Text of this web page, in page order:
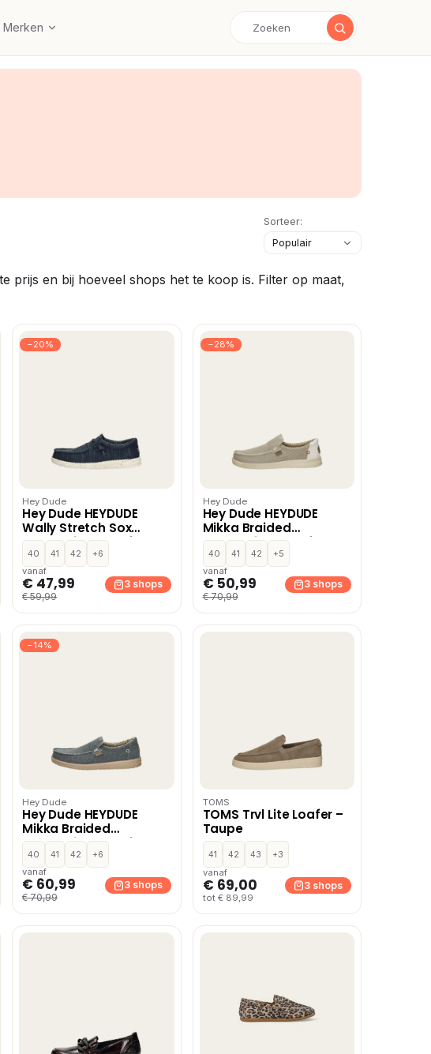
Merken
Sorteer:
prijs en bij hoeveel shops het te koop is. Filter op maat,
−20%
Hey Dude
Hey Dude HEYDUDE
Wally Stretch Sox
mocassins & loafers –
Blauw
40 41 42
+6
vanaf
€ 47,99
€ 59,99
3 shops
−28%
Hey Dude
Hey Dude HEYDUDE
Mikka Braided
mocassins & loafers –
Wit
40 41 42
+5
vanaf
€ 50,99
€ 70,99
3 shops
−14%
Hey Dude
Hey Dude HEYDUDE
Mikka Braided
mocassins & loafers –
Blauw
40 41 42
+6
vanaf
€ 60,99
€ 70,99
3 shops
TOMS
TOMS Trvl Lite Loafer –
Taupe
41 42 43
+3
vanaf
€ 69,00
tot € 89,99
3 shops